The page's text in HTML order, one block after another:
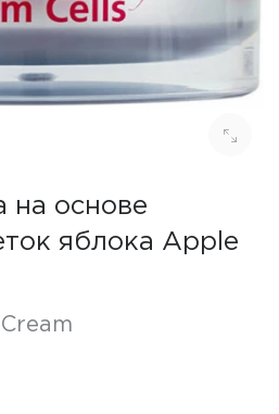
на основе
яблока Apple